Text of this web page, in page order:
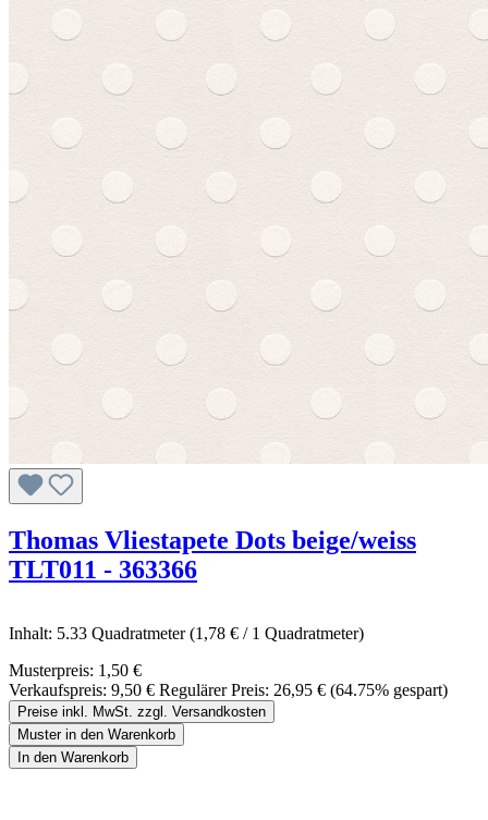
Thomas Vliestapete Dots beige/weiss
TLT011 - 363366
Inhalt: 5.33 Quadratmeter(1,78 € / 1 Quadratmeter)
Musterpreis: 1,50 €
Verkaufspreis: 9,50 € Regulärer Preis: 26,95 € (64.75% gespart)
Preise inkl. MwSt. zzgl. Versandkosten
Muster in den Warenkorb
In den Warenkorb